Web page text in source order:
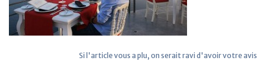
Si l'article vous a plu, on serait ravi d'avoir votre avis